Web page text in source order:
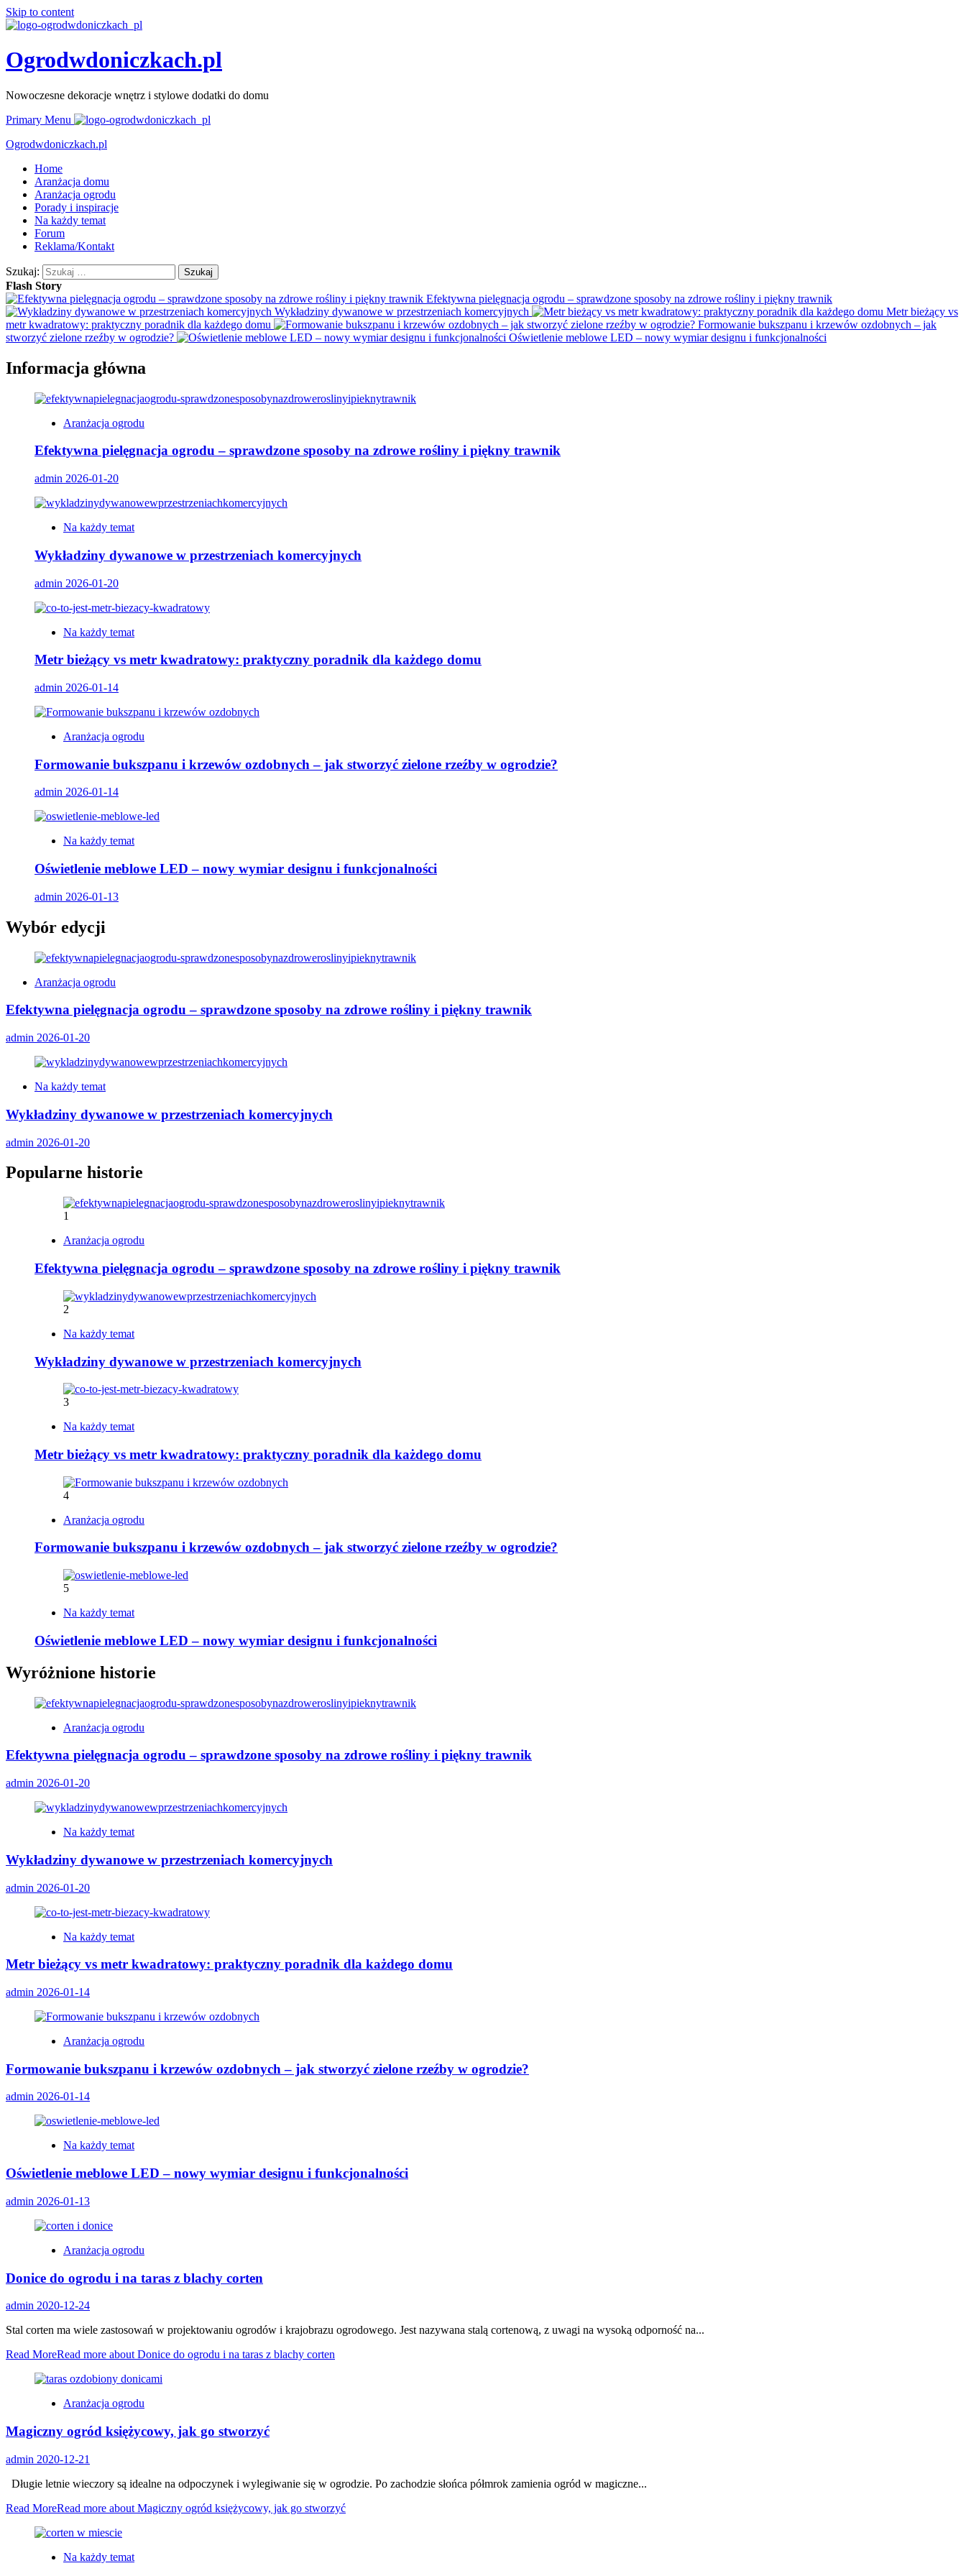
Skip to content
Ogrodwdoniczkach.pl
Nowoczesne dekoracje wnętrz i stylowe dodatki do domu
Primary Menu
Ogrodwdoniczkach.pl
Home
Aranżacja domu
Aranżacja ogrodu
Porady i inspiracje
Na każdy temat
Forum
Reklama/Kontakt
Szukaj:
Flash Story
Efektywna pielęgnacja ogrodu – sprawdzone sposoby na zdrowe rośliny i piękny trawnik
Wykładziny dywanowe w przestrzeniach komercyjnych
Metr bieżący vs
metr kwadratowy: praktyczny poradnik dla każdego domu
Formowanie bukszpanu i krzewów ozdobnych – jak
stworzyć zielone rzeźby w ogrodzie?
Oświetlenie meblowe LED – nowy wymiar designu i funkcjonalności
Informacja główna
Aranżacja ogrodu
Efektywna pielęgnacja ogrodu – sprawdzone sposoby na zdrowe rośliny i piękny trawnik
admin 2026-01-20
Na każdy temat
Wykładziny dywanowe w przestrzeniach komercyjnych
admin 2026-01-20
Na każdy temat
Metr bieżący vs metr kwadratowy: praktyczny poradnik dla każdego domu
admin 2026-01-14
Aranżacja ogrodu
Formowanie bukszpanu i krzewów ozdobnych – jak stworzyć zielone rzeźby w ogrodzie?
admin 2026-01-14
Na każdy temat
Oświetlenie meblowe LED – nowy wymiar designu i funkcjonalności
admin 2026-01-13
Wybór edycji
Aranżacja ogrodu
Efektywna pielęgnacja ogrodu – sprawdzone sposoby na zdrowe rośliny i piękny trawnik
admin 2026-01-20
Na każdy temat
Wykładziny dywanowe w przestrzeniach komercyjnych
admin 2026-01-20
Popularne historie
1
Aranżacja ogrodu
Efektywna pielęgnacja ogrodu – sprawdzone sposoby na zdrowe rośliny i piękny trawnik
2
Na każdy temat
Wykładziny dywanowe w przestrzeniach komercyjnych
3
Na każdy temat
Metr bieżący vs metr kwadratowy: praktyczny poradnik dla każdego domu
4
Aranżacja ogrodu
Formowanie bukszpanu i krzewów ozdobnych – jak stworzyć zielone rzeźby w ogrodzie?
5
Na każdy temat
Oświetlenie meblowe LED – nowy wymiar designu i funkcjonalności
Wyróżnione historie
Aranżacja ogrodu
Efektywna pielęgnacja ogrodu – sprawdzone sposoby na zdrowe rośliny i piękny trawnik
admin 2026-01-20
Na każdy temat
Wykładziny dywanowe w przestrzeniach komercyjnych
admin 2026-01-20
Na każdy temat
Metr bieżący vs metr kwadratowy: praktyczny poradnik dla każdego domu
admin 2026-01-14
Aranżacja ogrodu
Formowanie bukszpanu i krzewów ozdobnych – jak stworzyć zielone rzeźby w ogrodzie?
admin 2026-01-14
Na każdy temat
Oświetlenie meblowe LED – nowy wymiar designu i funkcjonalności
admin 2026-01-13
Aranżacja ogrodu
Donice do ogrodu i na taras z blachy corten
admin 2020-12-24
Stal corten ma wiele zastosowań w projektowaniu ogrodów i krajobrazu ogrodowego. Jest nazywana stalą cortenową, z uwagi na wysoką odporność na...
Read MoreRead more about Donice do ogrodu i na taras z blachy corten
Aranżacja ogrodu
Magiczny ogród księżycowy, jak go stworzyć
admin 2020-12-21
Długie letnie wieczory są idealne na odpoczynek i wylegiwanie się w ogrodzie. Po zachodzie słońca półmrok zamienia ogród w magiczne...
Read MoreRead more about Magiczny ogród księżycowy, jak go stworzyć
Na każdy temat